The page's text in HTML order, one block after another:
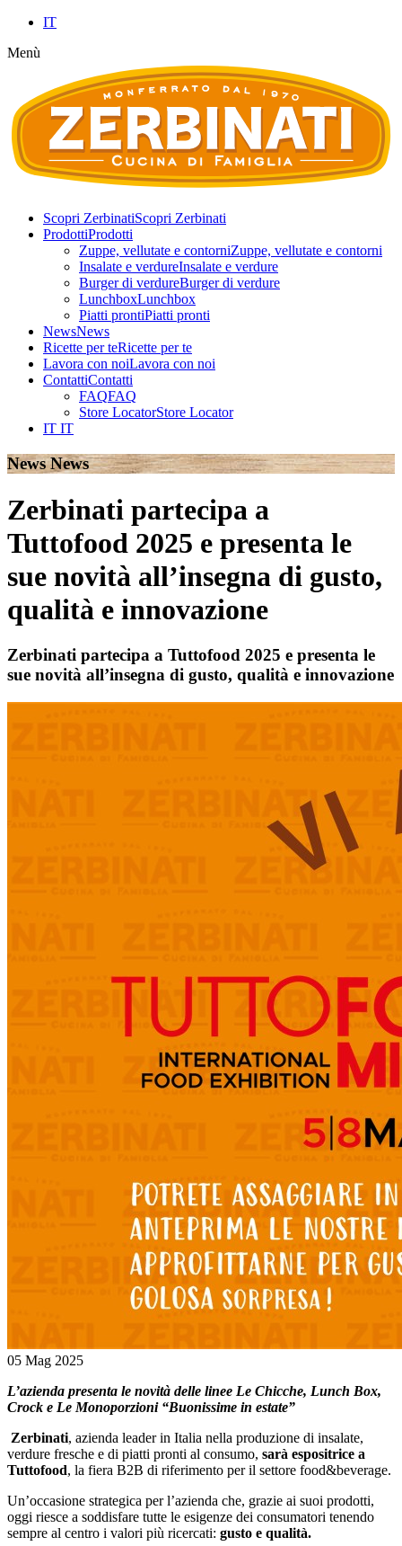
IT
Menù
Scopri ZerbinatiScopri Zerbinati
ProdottiProdotti
Zuppe, vellutate e contorniZuppe, vellutate e contorni
Insalate e verdureInsalate e verdure
Burger di verdureBurger di verdure
LunchboxLunchbox
Piatti prontiPiatti pronti
NewsNews
Ricette per teRicette per te
Lavora con noiLavora con noi
ContattiContatti
FAQFAQ
Store LocatorStore Locator
IT IT
News News
Zerbinati partecipa a
Tuttofood 2025 e presenta le
sue novità all’insegna di gusto,
qualità e innovazione
Zerbinati partecipa a Tuttofood 2025 e presenta le
sue novità all’insegna di gusto, qualità e innovazione
05 Mag 2025
L’azienda presenta le novità delle linee Le Chicche, Lunch Box,
Crock e Le Monoporzioni “Buonissime in estate”
Zerbinati, azienda leader in Italia nella produzione di insalate,
verdure fresche e di piatti pronti al consumo, sarà espositrice a
Tuttofood, la fiera B2B di riferimento per il settore food&beverage.
Un’occasione strategica per l’azienda che, grazie ai suoi prodotti,
oggi riesce a soddisfare tutte le esigenze dei consumatori tenendo
sempre al centro i valori più ricercati: gusto e qualità.